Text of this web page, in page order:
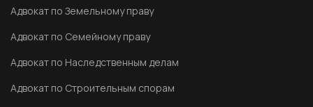
Адвокат по Земельному праву
Адвокат по Семейному праву
Адвокат по Наследственным делам
Адвокат по Строительным спорам